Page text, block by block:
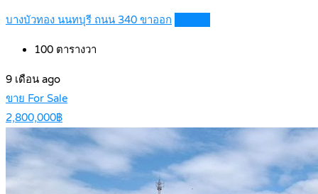
บางบัวทอง นนทบุรี ถนน 340 ขาออก
100 ตารางวา
9 เดือน ago
ขาย For Sale
2,800,000฿